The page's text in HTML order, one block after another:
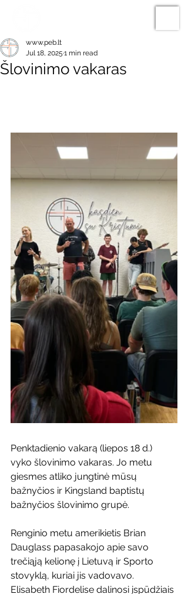
Šlovinimo vakaras
www.peb.lt
Jul 18, 2025 1 min read
Penktadienio vakarą (liepos 18 d.)
vyko šlovinimo vakaras. Jo metu
giesmes atliko jungtinė mūsų
bažnyčios ir Kingsland baptistų
bažnyčios šlovinimo grupė.
Renginio metu amerikietis Brian
Dauglass papasakojo apie savo
trečiąją kelionę į Lietuvą ir Sporto
stovyklą, kuriai jis vadovavo.
Elisabeth Fiordelise dalinosi įspūdžiais